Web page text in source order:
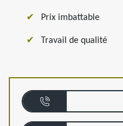
Prix imbattable
Travail de qualité